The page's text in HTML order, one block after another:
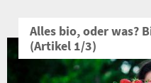
Alles bio, oder was?
(Artikel 1/3)